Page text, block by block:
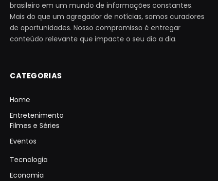
brasileiro em um mundo de informações constantes.
Mais do que um agregador de notícias, somos curadores
de oportunidades. Nosso compromisso é entregar
conteúdo relevante que impacte o seu dia a dia.
CATEGORIAS
Home
Entretenimento
Filmes e Séries
Eventos
Tecnologia
Economia